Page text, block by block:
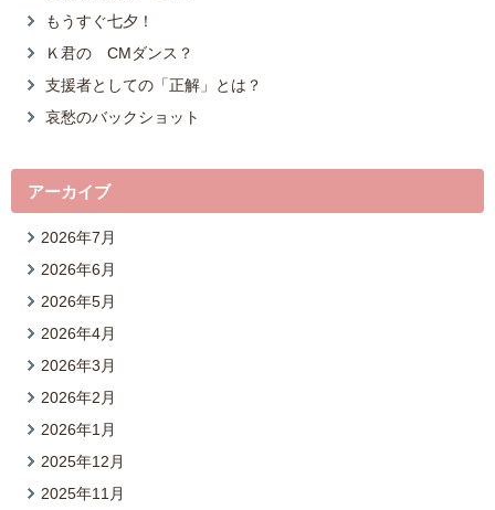
もうすぐ七夕！
Ｋ君の CMダンス？
支援者としての「正解」とは？
哀愁のバックショット
アーカイブ
2026年7月
2026年6月
2026年5月
2026年4月
2026年3月
2026年2月
2026年1月
2025年12月
2025年11月